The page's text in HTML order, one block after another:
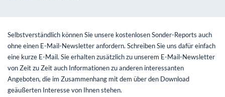
Selbstverständlich können Sie unsere kostenlosen Sonder-Reports auch
ohne einen E-Mail-Newsletter anfordern. Schreiben Sie uns dafür einfach
eine kurze E-Mail. Sie erhalten zusätzlich zu unserem E-Mail-Newsletter
von Zeit zu Zeit auch Informationen zu anderen interessanten
Angeboten, die im Zusammenhang mit dem über den Download
geäußerten Interesse von Ihnen stehen.